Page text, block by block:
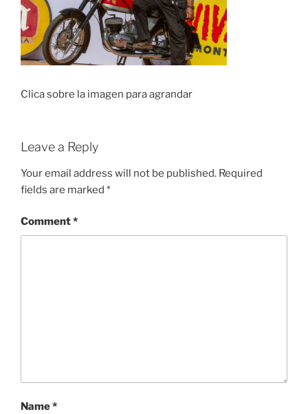
Clica sobre la imagen para agrandar
Leave a Reply
Your email address will not be published. Required
fields are marked *
Comment*
Name*